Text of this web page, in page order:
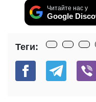
Читайте нас у
Google
Теги: